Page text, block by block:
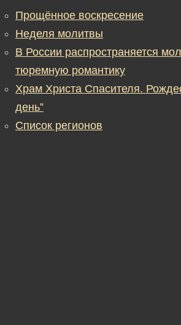
Прощённое воскресение
Неделя молитвы
В России распространяется
тюремную романтику
Храм Христа Спасителя.
день”
Список регионов